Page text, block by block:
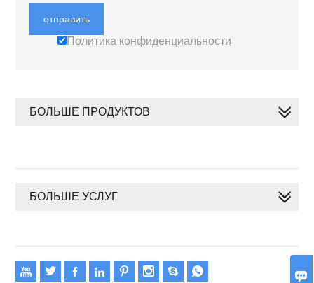

отправить
Политика конфиденциальности
БОЛЬШЕ ПРОДУКТОВ
БОЛЬШЕ УСЛУГ
       